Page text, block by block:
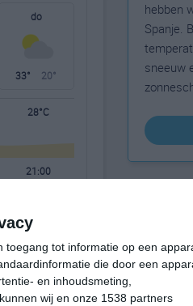
toegang tot informatie op een
die door een
en inhoudsmeting,
wij en onze 1538 partners
do
33° 20°
28°C
21:00
hebben
Spanje.
sneeuw
Het
reizen.
Op